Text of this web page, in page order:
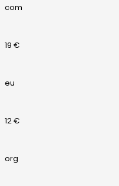
com
19 €
eu
12 €
org